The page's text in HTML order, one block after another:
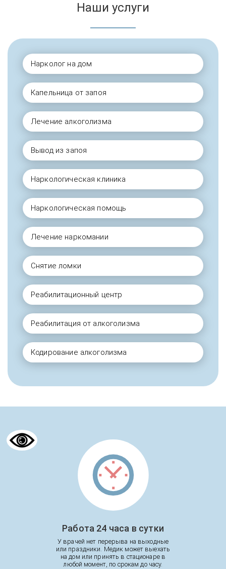
Наши услуги
Нарколог на дом
Капельница от запоя
Лечение алкоголизма
Вывод из запоя
Наркологическая клиника
Наркологическая помощь
Лечение наркомании
Снятие ломки
Реабилитационный центр
Реабилитация от алкоголизма
Кодирование алкоголизма
Работа 24 часа в сутки
У врачей нет перерыва на выходные
или праздники. Медик может выехать
на дом или принять в стационаре в
любой момент, по срокам до часу.